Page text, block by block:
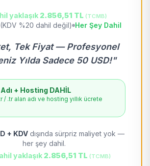
yaklaşık 2.856,51 TL (TCMB)
(KDV %20 dahil değil) Her Şey Dahil
Tek Fiyat — Profesyonel
Yılda Sadece 50 USD!"
+ Hosting DAHİL
/ .tr alan adı ve hosting yıllık ücrete
+ KDV dışında sürpriz maliyet yok —
her şey dahil.
yaklaşık 2.856,51 TL (TCMB)